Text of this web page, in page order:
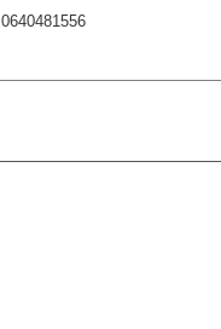
0640481556